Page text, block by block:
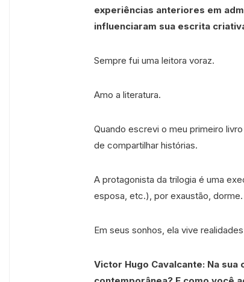
experiências anteriores em
influenciaram sua escrita
Sempre fui uma leitora voraz.
Amo a literatura.
Quando escrevi o meu primeiro
de compartilhar histórias.
A protagonista da trilogia é uma
esposa, etc.), por exaustão, dorme.
Em seus sonhos, ela vive
Victor Hugo Cavalcante: Na